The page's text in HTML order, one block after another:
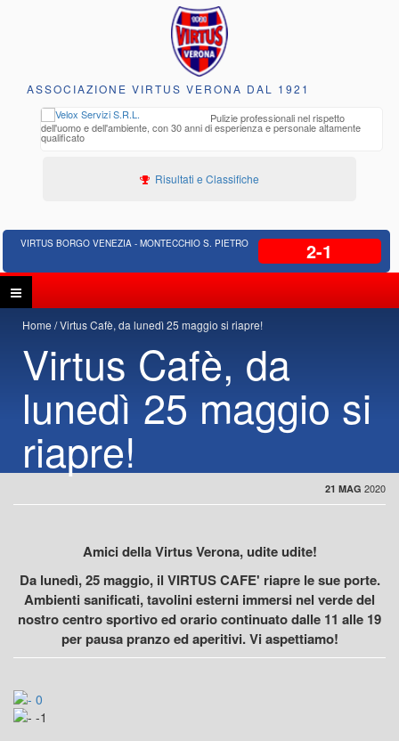
ASSOCIAZIONE VIRTUS VERONA DAL 1921
Pulizie professionali nel rispetto
dell'uomo e dell'ambiente, con 30 anni di esperienza e personale altamente
qualificato
Risultati e Classifiche
VIRTUS BORGO VENEZIA - MONTECCHIO S. PIETRO 2-1
Home Virtus Cafè, da lunedì 25 maggio si riapre!
Virtus Cafè, da
lunedì 25 maggio si
riapre!
21 MAG 2020
Amici della Virtus Verona, udite udite!
Da lunedì, 25 maggio, il VIRTUS CAFE' riapre le sue porte.
Ambienti sanificati, tavolini esterni immersi nel verde del
nostro centro sportivo ed orario continuato dalle 11 alle 19
per pausa pranzo ed aperitivi. Vi aspettiamo!